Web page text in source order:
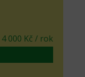
4 000 Kč / rok